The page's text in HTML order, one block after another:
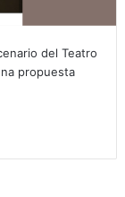
del Teatro
propuesta